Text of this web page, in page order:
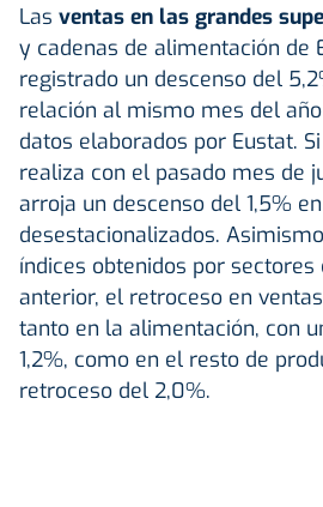
Las ventas en las grandes
y cadenas de alimentación de
registrado un descenso del
relación al mismo mes del
datos elaborados por Eustat.
realiza con el pasado mes de
arroja un descenso del 1,5%
desestacionalizados.
índices obtenidos por
anterior, el retroceso en
tanto en la alimentación, con
1,2%, como en el resto de
retroceso del 2,0%.